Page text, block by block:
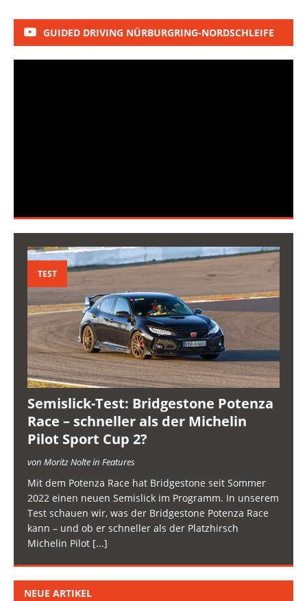
GUIDED DRIVING NÜRBURGRING-NORDSCHLEIFE
TEST
Semislick-Test: Bridgestone Potenza
Race – schneller als der Michelin
Pilot Sport Cup 2?
von Moritz Nolte in Features
Mit dem Potenza Race hat Bridgestone seit Sommer
2022 einen neuen Semislick im Programm. In unserem
Test schauen wir, was der Bridgestone Potenza Race
kann – und ob er schneller als der Platzhirsch
Michelin Pilot [...]
NEUE ARTIKEL